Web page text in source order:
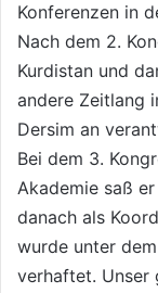
Konferenzen in
Nach dem 2.
Kurdistan und
andere Zeitlang
Dersim an
Bei dem 3.
Akademie saß
danach als
wurde unter
verhaftet. Unser